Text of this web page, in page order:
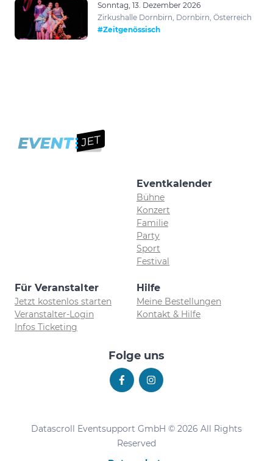
Sonntag, 13. Dezember 2026
Zirkushalle Dornbirn, Dornbirn, Österreich
#Zeitgenössisch
Eventkalender
Bühne
Konzert
Familie
Party
Sport
Festival
Für Veranstalter
Jetzt kostenlos starten
Veranstalter-Login
Infos Ticketing
Hilfe
Meine Bestellungen
Kontakt & Hilfe
Folge uns
Datascroll Eventsupport GmbH © 2026 All Rights
Reserved